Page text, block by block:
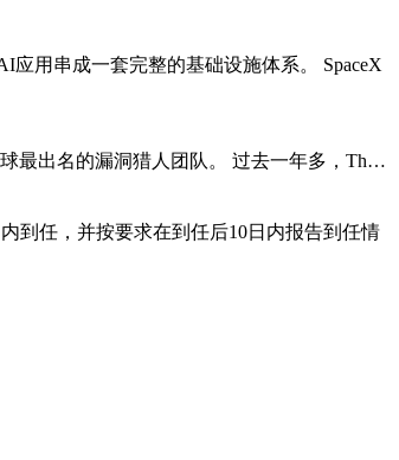
用串成一套完整的基础设施体系。 SpaceX
最出名的漏洞猎人团队。 过去一年多，Th…
到任，并按要求在到任后10日内报告到任情